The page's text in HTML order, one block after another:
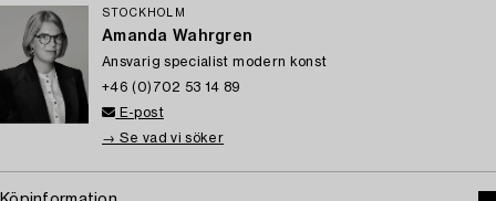
STOCKHOLM
Amanda Wahrgren
Ansvarig specialist modern konst
+46 (0)702 53 14 89
E-post
→ Se vad vi söker